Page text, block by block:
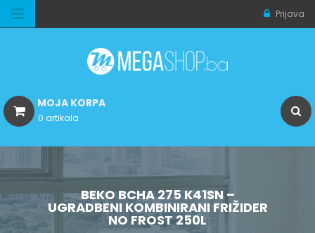
Prijava
MOJA KORPA
0 artikala
BEKO BCHA 275 K41SN –
UGRADBENI KOMBINIRANI FRIŽIDER
NO FROST 250L